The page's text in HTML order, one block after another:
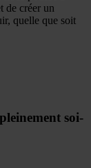
de créer un
quelle que soit
soi-